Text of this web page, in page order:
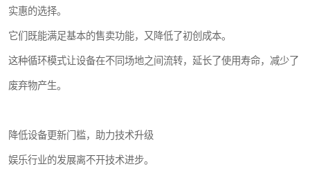
实惠的选择。
它们既能满足基本的售卖功能，又降低了初创成本。
这种循环模式让设备在不同场地之间流转，延长了使用寿命，减少了
废弃物产生。
降低设备更新门槛，助力技术升级
娱乐行业的发展离不开技术进步。